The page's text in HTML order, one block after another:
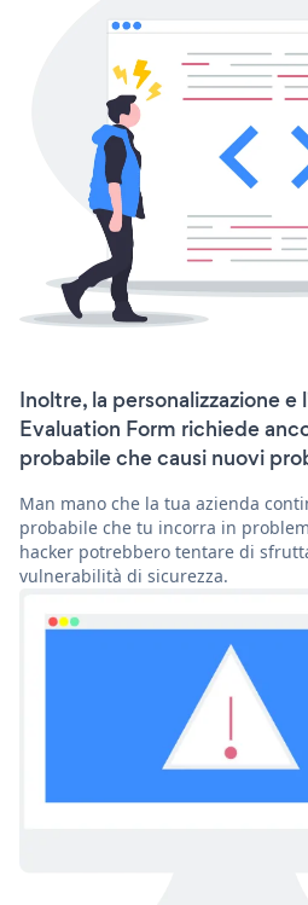
Inoltre, la personalizzazione
Evaluation Form richiede
probabile che causi nuovi
Man mano che la tua azienda
probabile che tu incorra in
hacker potrebbero tentare di
vulnerabilità di sicurezza.